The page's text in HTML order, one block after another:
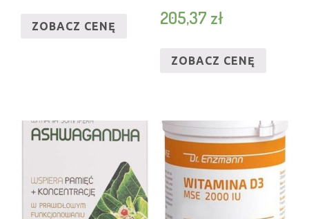
ZOBACZ CENĘ 205,37 zł
ZOBACZ CENĘ